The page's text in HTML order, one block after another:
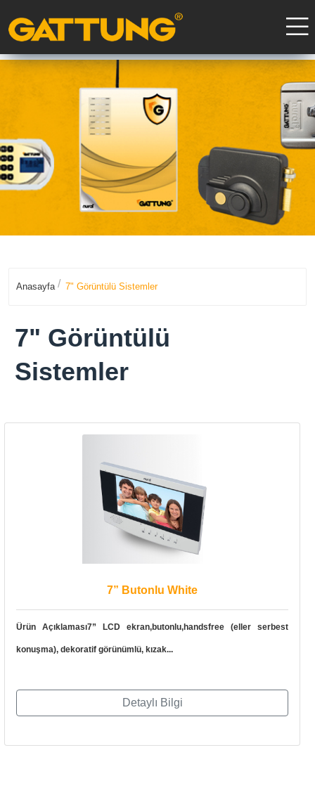
Anasayfa 7" Görüntülü Sistemler
7" Görüntülü
Sistemler
7” Butonlu White
Ürün Açıklaması7” LCD ekran,butonlu,handsfree (eller serbest
konuşma), dekoratif görünümlü, kızak...
Detaylı Bilgi